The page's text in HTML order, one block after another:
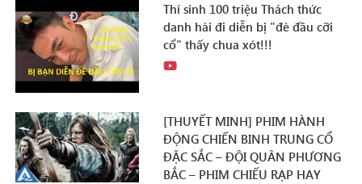
Thí sinh 100 triệu Thách thức
danh hài đi diễn bị "đè đầu cỡi
cổ" thấy chua xót!!!
[THUYẾT MINH] PHIM HÀNH
ĐỘNG CHIẾN BINH TRUNG CỔ
ĐẶC SẮC – ĐỘI QUÂN PHƯƠNG
BẮC – PHIM CHIẾU RẠP HAY